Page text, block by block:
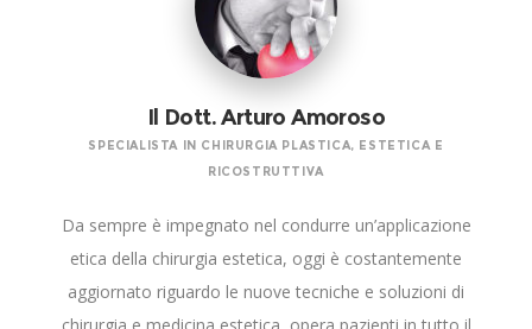
Il Dott. Arturo Amoroso
SPECIALISTA IN CHIRURGIA PLASTICA, ESTETICA E
RICOSTRUTTIVA
Da sempre è impegnato nel condurre un’applicazione
etica della chirurgia estetica, oggi è costantemente
aggiornato riguardo le nuove tecniche e soluzioni di
chirurgia e medicina estetica, opera pazienti in tutto il